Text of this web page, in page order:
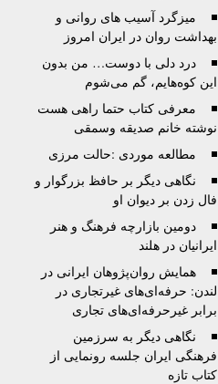
ميزگرد آسيب های روانی و
بهداشت روان در ايران امروز
درد دلی با دوست… من بدون
اين کوه‌هايم، گم می‌شوم
معرفی کتاب حتما راهی هست
نوشته خانم صدیقه وسمقی
مطالعه موردی :حالت مرزی
نگاهی دیگر بر حافظ بزرگوار و
فال زدن بر دیوان او
دومین بازارچه فرهنگ و هنر
ایرانیان در هلند
همایش روان‌پژوهان ایرانی در
لندن: حرفه‌ای‌های غیرتجاری در
برابر غیرحرفه‌ای‌های تجاری
نگاهی دیگر به سرزمین
فرهنگی ایران جلسه رونمایی از
کتاب تازه